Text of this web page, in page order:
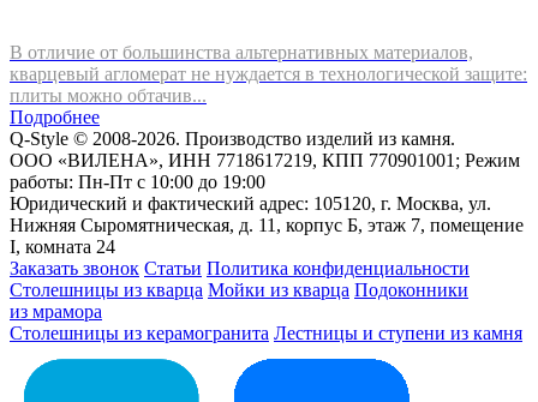
В отличие от большинства альтернативных материалов,
кварцевый агломерат не нуждается в технологической защите:
плиты можно обтачив...
Подробнее
Q-Style © 2008-2026. Производство изделий из камня.
ООО «ВИЛЕНА», ИНН 7718617219, КПП 770901001; Режим
работы: Пн-Пт с 10:00 до 19:00
Юридический и фактический адрес: 105120, г. Москва, ул.
Нижняя Сыромятническая, д. 11, корпус Б, этаж 7, помещение
I, комната 24
Заказать звонок Статьи Политика конфиденциальности
Столешницы из кварца Мойки из кварца Подоконники
из мрамора
Столешницы из керамогранита Лестницы и ступени из камня